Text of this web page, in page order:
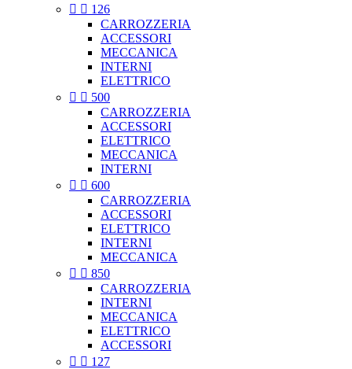
  126
CARROZZERIA
ACCESSORI
MECCANICA
INTERNI
ELETTRICO
  500
CARROZZERIA
ACCESSORI
ELETTRICO
MECCANICA
INTERNI
  600
CARROZZERIA
ACCESSORI
ELETTRICO
INTERNI
MECCANICA
  850
CARROZZERIA
INTERNI
MECCANICA
ELETTRICO
ACCESSORI
  127